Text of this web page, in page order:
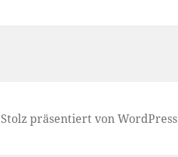
Stolz präsentiert von WordPress